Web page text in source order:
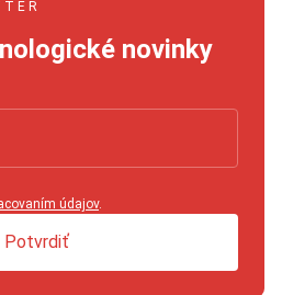
novinky
údajov.
Potvrdiť